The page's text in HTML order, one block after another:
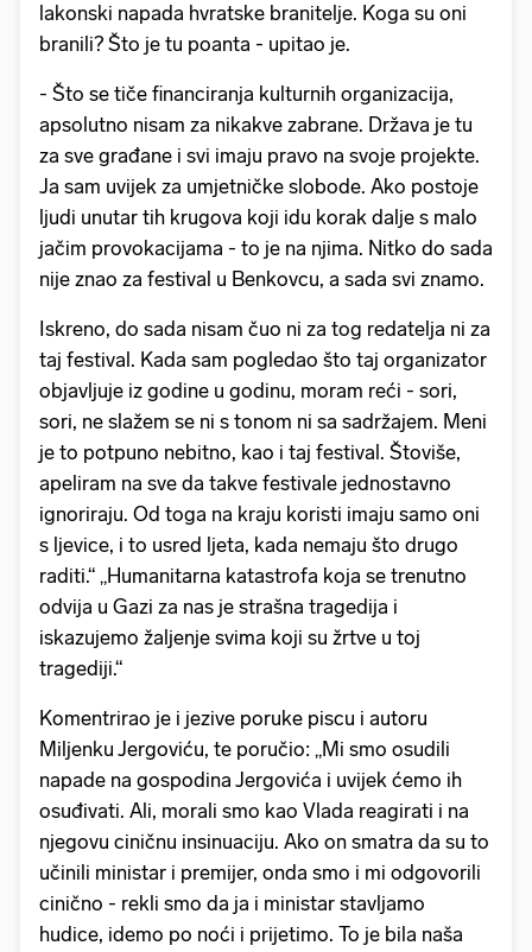
lakonski napada hvratske branitelje. Koga su oni
branili? Što je tu poanta - upitao je.
- Što se tiče financiranja kulturnih organizacija,
apsolutno nisam za nikakve zabrane. Država je tu
za sve građane i svi imaju pravo na svoje projekte.
Ja sam uvijek za umjetničke slobode. Ako postoje
ljudi unutar tih krugova koji idu korak dalje s malo
jačim provokacijama - to je na njima. Nitko do sada
nije znao za festival u Benkovcu, a sada svi znamo.
Iskreno, do sada nisam čuo ni za tog redatelja ni za
taj festival. Kada sam pogledao što taj organizator
objavljuje iz godine u godinu, moram reći - sori,
sori, ne slažem se ni s tonom ni sa sadržajem. Meni
je to potpuno nebitno, kao i taj festival. Štoviše,
apeliram na sve da takve festivale jednostavno
ignoriraju. Od toga na kraju koristi imaju samo oni
s ljevice, i to usred ljeta, kada nemaju što drugo
raditi.“ „Humanitarna katastrofa koja se trenutno
odvija u Gazi za nas je strašna tragedija i
iskazujemo žaljenje svima koji su žrtve u toj
tragediji.“
Komentrirao je i jezive poruke piscu i autoru
Miljenku Jergoviću, te poručio: „Mi smo osudili
napade na gospodina Jergovića i uvijek ćemo ih
osuđivati. Ali, morali smo kao Vlada reagirati i na
njegovu ciničnu insinuaciju. Ako on smatra da su to
učinili ministar i premijer, onda smo i mi odgovorili
cinično - rekli smo da ja i ministar stavljamo
hudice, idemo po noći i prijetimo. To je bila naša